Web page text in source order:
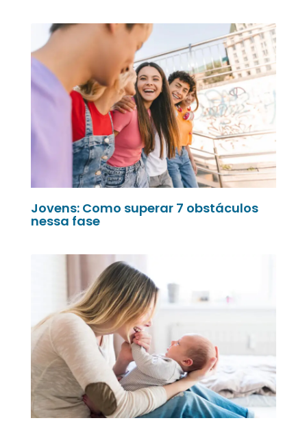
Jovens: Como superar 7 obstáculos
nessa fase